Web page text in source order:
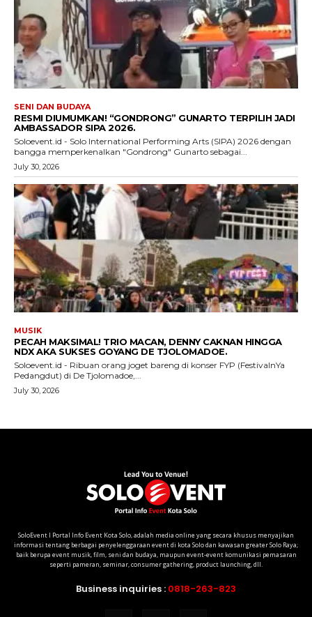
SoloEvent I Portal Info Event Kota Solo, adalah media online yang secara khusus menyajikan
informasi tentang berbagai penyelenggaraan event di kota Solo dan kawasan greater Solo Raya;
baik berupa event musik, film, seni dan budaya, maupun event-event komunikasi pemasaran
seperti pameran, seminar, consumer gathering, product launching, dll.
Business inquiries : 0818-263-823